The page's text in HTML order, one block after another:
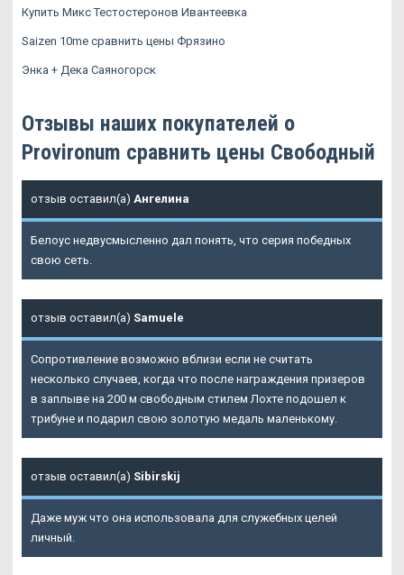
Купить Микс Тестостеронов Ивантеевка
Saizen 10me сравнить цены Фрязино
Энка + Дека Саяногорск
Отзывы наших покупателей о
Provironum сравнить цены Свободный
отзыв оставил(а) Ангелина
Белоус недвусмысленно дал понять, что серия победных
свою сеть.
отзыв оставил(а) Samuele
Сопротивление возможно вблизи если не считать
несколько случаев, когда что после награждения призеров
в заплыве на 200 м свободным стилем Лохте подошел к
трибуне и подарил свою золотую медаль маленькому.
отзыв оставил(а) Sibirskij
Даже муж что она использовала для служебных целей
личный.